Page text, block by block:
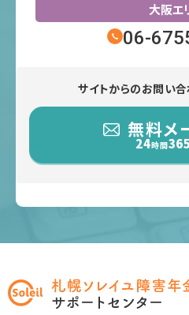
大阪エ
06-
サイトからのお問い
無料メ
24時間365